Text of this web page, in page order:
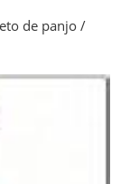
de panjo /